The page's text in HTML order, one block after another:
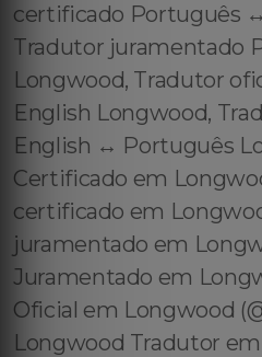
certificado Português
Tradutor juramentado
Longwood, Tradutor
English Longwood,
English ↔️ Português
Certificado em
certificado em
juramentado em
Juramentado em
Oficial em Longwood
Longwood Tradutor